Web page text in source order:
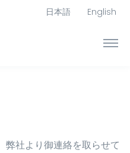
日本語 English
弊社より御連絡を取らせて